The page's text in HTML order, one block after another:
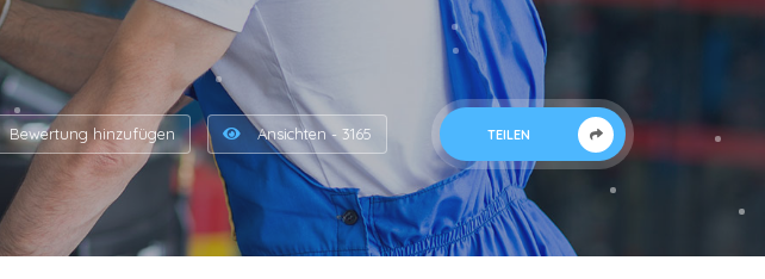
Bewertung hinzufügen Ansichten - 3165 TEILEN